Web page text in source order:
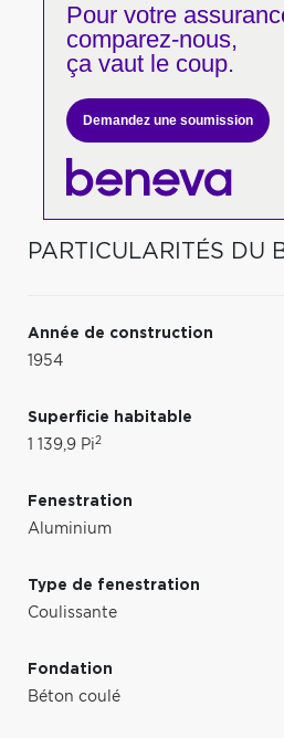
Pour votre
comparez-nous,
ça vaut le coup.
Demandez une soumission
PARTICULARITÉS DU
Année de construction
1954
Superficie habitable
1 139,9 Pi2
Fenestration
Aluminium
Type de fenestration
Coulissante
Fondation
Béton coulé